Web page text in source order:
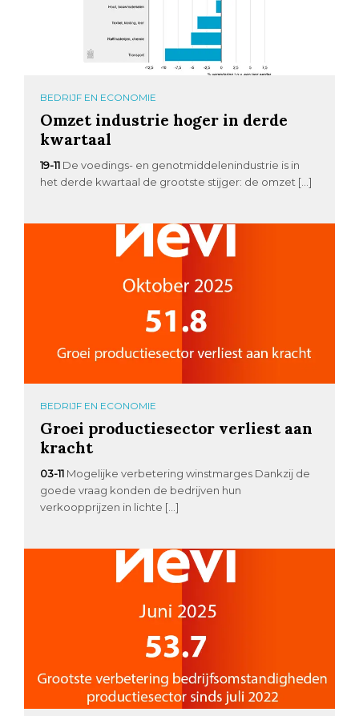
BEDRIJF EN ECONOMIE
Omzet industrie hoger in derde
kwartaal
19-11 De voedings- en genotmiddelenindustrie is in
het derde kwartaal de grootste stijger: de omzet […]
BEDRIJF EN ECONOMIE
Groei productiesector verliest aan
kracht
03-11 Mogelijke verbetering winstmarges Dankzij de
goede vraag konden de bedrijven hun
verkoopprijzen in lichte […]